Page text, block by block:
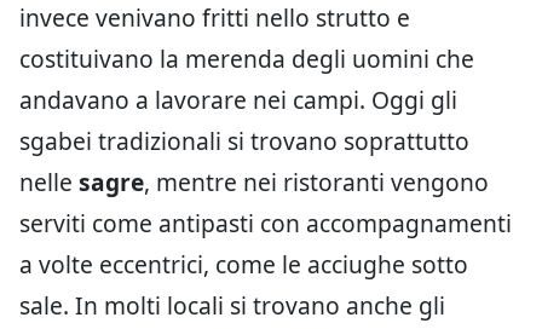
invece venivano fritti nello strutto e
costituivano la merenda degli uomini che
andavano a lavorare nei campi. Oggi gli
sgabei tradizionali si trovano soprattutto
nelle sagre, mentre nei ristoranti vengono
serviti come antipasti con accompagnamenti
a volte eccentrici, come le acciughe sotto
sale. In molti locali si trovano anche gli